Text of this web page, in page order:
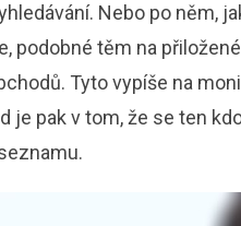
Nebo po něm,
podobné těm na
Tyto vypíše na
je pak v tom, že se ten